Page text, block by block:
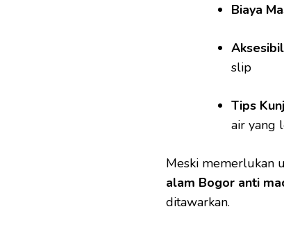
Biaya
slip
Tips
air yang
Meski memerlukan
alam Bogor anti
ditawarkan.